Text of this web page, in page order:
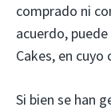
comprado ni
acuerdo,
Cakes, en cuyo
Si bien se han